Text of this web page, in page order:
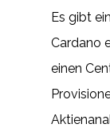
Es gibt
Cardano
einen